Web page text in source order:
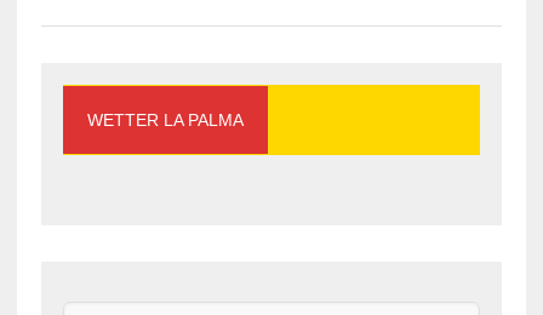
WETTER LA PALMA